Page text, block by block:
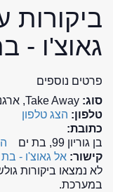
גאוצ'ו -
פרטים נוספים
סוג: Take Away, ארגנטינאית, בשרים, דרום אמריקאית
טלפון: הצג טלפון
כתובת:
בן גוריון 99, בת ים
קישור: אל גאוצ'ו - בת
לא נמצאו ביקורות
במערכת.